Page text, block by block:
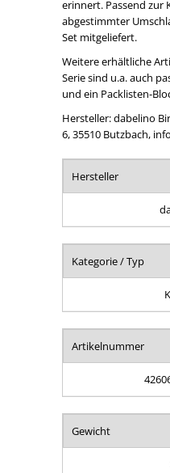
erinnert. Passend zur
abgestimmter
Set mitgeliefert.
Weitere erhältliche
Serie sind u.a. auch
und ein Packlisten-
Hersteller: dabelino
6, 35510 Butzbach,
Hersteller
Kategorie / Typ
Artikelnummer
Gewicht